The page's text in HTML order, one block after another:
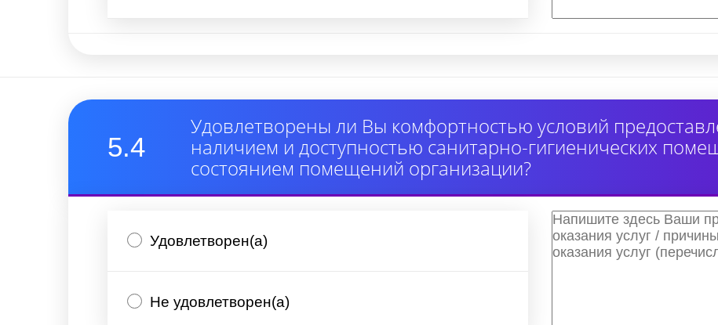
5.4
Удовлетворены ли Вы комфортностью условий
наличием и доступностью санитарно-гигиенических
состоянием помещений организации?
Удовлетворен(а)
Не удовлетворен(а)